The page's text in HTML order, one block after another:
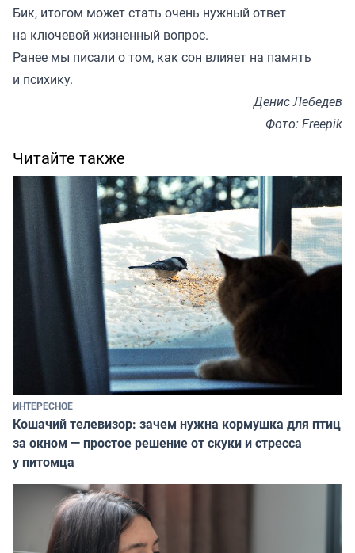
Бик, итогом может стать очень нужный ответ
на ключевой жизненный вопрос.
Ранее мы писали о том, как сон влияет на память
и психику.
Денис Лебедев
Фото: Freepik
Читайте также
ИНТЕРЕСНОЕ
Кошачий телевизор: зачем нужна кормушка для птиц
за окном — простое решение от скуки и стресса
у питомца